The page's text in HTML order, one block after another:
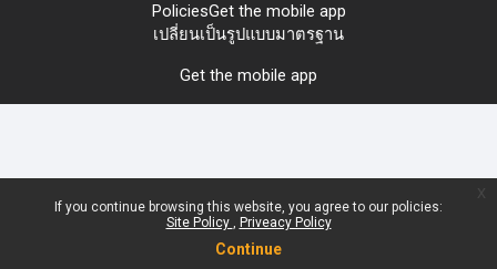
If you continue browsing this website, you agree to our policies:
Site Policy
Priveacy Policy
Continue
PoliciesGet the mobile app
เปลี่ยนเป็นรูปแบบมาตรฐาน
Get the mobile app